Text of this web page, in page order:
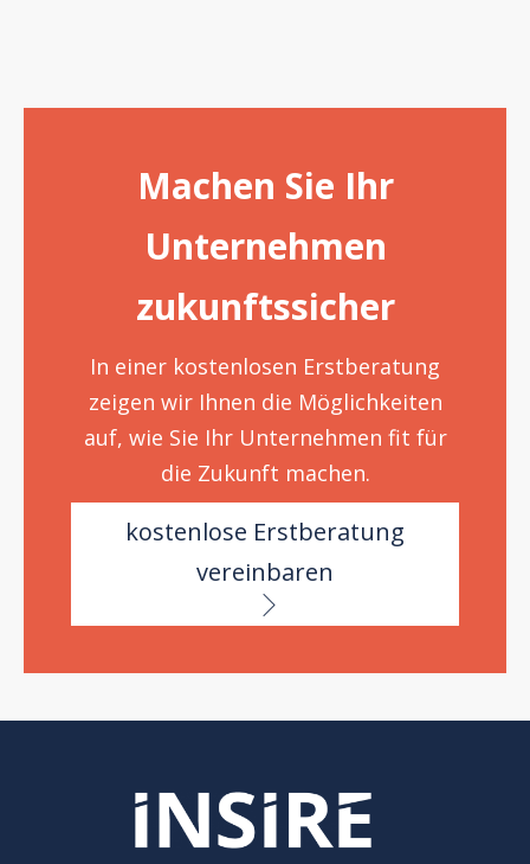
Machen Sie Ihr
Unternehmen
zukunftssicher
In einer kostenlosen Erstberatung
zeigen wir Ihnen die Möglichkeiten
auf, wie Sie Ihr Unternehmen fit für
die Zukunft machen.
kostenlose Erstberatung
vereinbaren